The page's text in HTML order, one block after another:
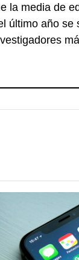
la media de
último año se